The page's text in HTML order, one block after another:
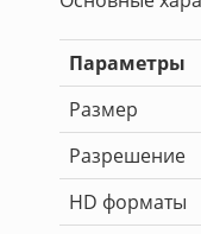
Параметры
Размер
Разрешение
HD форматы